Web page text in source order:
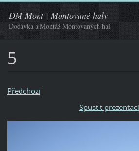
DM Mont | Montované haly
Dodávka a Montáž Montovaných hal
5
Předchozí
Spustit prezentaci